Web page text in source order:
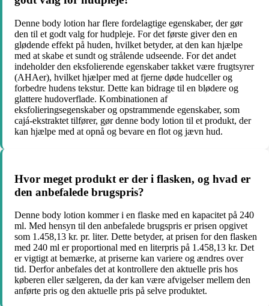
Denne body lotion har flere fordelagtige egenskaber, der gør
den til et godt valg for hudpleje. For det første giver den en
glødende effekt på huden, hvilket betyder, at den kan hjælpe
med at skabe et sundt og strålende udseende. For det andet
indeholder den eksfolierende egenskaber takket være frugtsyrer
(AHAer), hvilket hjælper med at fjerne døde hudceller og
forbedre hudens tekstur. Dette kan bidrage til en blødere og
glattere hudoverflade. Kombinationen af
eksfolieringsegenskaber og opstrammende egenskaber, som
cajá-ekstraktet tilfører, gør denne body lotion til et produkt, der
kan hjælpe med at opnå og bevare en flot og jævn hud.
Hvor meget produkt er der i flasken, og hvad er
den anbefalede brugspris?
Denne body lotion kommer i en flaske med en kapacitet på 240
ml. Med hensyn til den anbefalede brugspris er prisen opgivet
som 1.458,13 kr. pr. liter. Dette betyder, at prisen for den flasken
med 240 ml er proportional med en literpris på 1.458,13 kr. Det
er vigtigt at bemærke, at priserne kan variere og ændres over
tid. Derfor anbefales det at kontrollere den aktuelle pris hos
køberen eller sælgeren, da der kan være afvigelser mellem den
anførte pris og den aktuelle pris på selve produktet.